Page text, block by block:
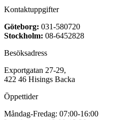
Stockholm:08-6452828
422 46 Hisings Backa
Lunchstängt: 12:00-12:30